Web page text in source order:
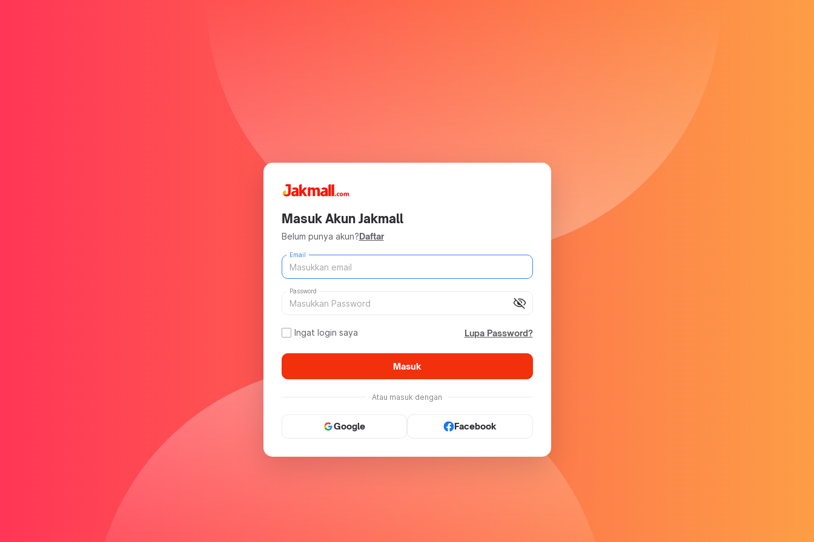
Masuk Akun Jakmall
Belum punya akun?Daftar
Email
visibility_off
Password
Ingat login saya Lupa Password?
Masuk
Atau masuk dengan
Google Facebook